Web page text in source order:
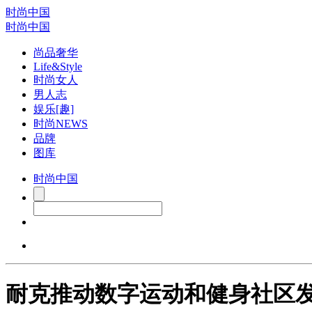
时尚中国
时尚中国
尚品奢华
Life&Style
时尚女人
男人志
娱乐[趣]
时尚NEWS
品牌
图库
时尚中国
耐克推动数字运动和健身社区